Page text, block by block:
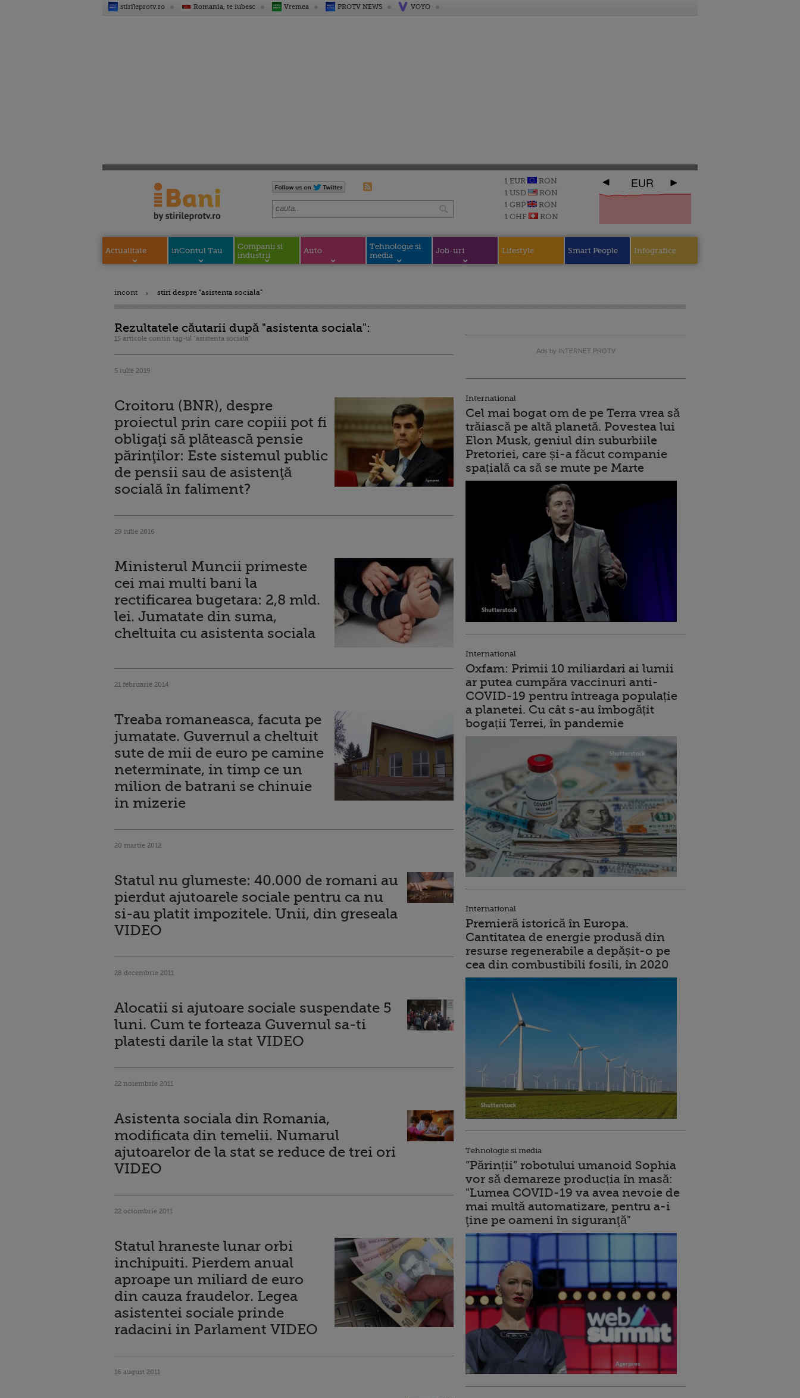
stirileprotv.ro Romania, te iubesc Vremea PROTV NEWS VOYO
1 EUR
RON
1 USD
RON
1 GBP
RON
1 CHF
RON
EUR
Actualitate inContul Tau
Companii si
industrii
Auto
Tehnologie si
media
Job-uri Lifestyle Smart People Infografice
incont stiri despre "asistenta sociala"
Rezultatele căutarii după "asistenta sociala":
15 articole contin tag-ul "asistenta sociala"
5 iulie 2019
Croitoru (BNR), despre
proiectul prin care copiii pot fi
obligaţi să plătească pensie
părinţilor: Este sistemul public
de pensii sau de asistenţă
socială în faliment?
29 iulie 2016
Ministerul Muncii primeste
cei mai multi bani la
rectificarea bugetara: 2,8 mld.
lei. Jumatate din suma,
cheltuita cu asistenta sociala
21 februarie 2014
Treaba romaneasca, facuta pe
jumatate. Guvernul a cheltuit
sute de mii de euro pe camine
neterminate, in timp ce un
milion de batrani se chinuie
in mizerie
20 martie 2012
Statul nu glumeste: 40.000 de romani au
pierdut ajutoarele sociale pentru ca nu
si-au platit impozitele. Unii, din greseala
VIDEO
28 decembrie 2011
Alocatii si ajutoare sociale suspendate 5
luni. Cum te forteaza Guvernul sa-ti
platesti darile la stat VIDEO
22 noiembrie 2011
Asistenta sociala din Romania,
modificata din temelii. Numarul
ajutoarelor de la stat se reduce de trei ori
VIDEO
22 octombrie 2011
Statul hraneste lunar orbi
inchipuiti. Pierdem anual
aproape un miliard de euro
din cauza fraudelor. Legea
asistentei sociale prinde
radacini in Parlament VIDEO
16 august 2011
Ads by INTERNET PROTV
International
Cel mai bogat om de pe Terra vrea să
trăiască pe altă planetă. Povestea lui
Elon Musk, geniul din suburbiile
Pretoriei, care și-a făcut companie
spațială ca să se mute pe Marte
International
Oxfam: Primii 10 miliardari ai lumii
ar putea cumpăra vaccinuri anti-
COVID-19 pentru întreaga populație
a planetei. Cu cât s-au îmbogățit
bogații Terrei, în pandemie
International
Premieră istorică în Europa.
Cantitatea de energie produsă din
resurse regenerabile a depășit-o pe
cea din combustibili fosili, în 2020
Tehnologie si media
”Părinții” robotului umanoid Sophia
vor să demareze producția în masă:
"Lumea COVID-19 va avea nevoie de
mai multă automatizare, pentru a-i
ţine pe oameni în siguranţă"